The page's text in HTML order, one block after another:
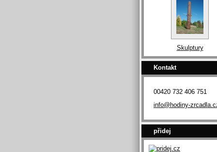
Skulptury
Kontakt
00420 732 406 751
info@hodiny-
přidej